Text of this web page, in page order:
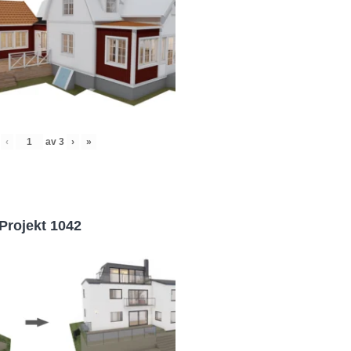
‹ av 3 › »
1042